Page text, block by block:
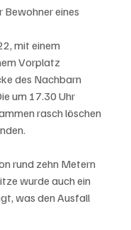
eines
mit einem
Vorplatz
des Nachbarn
um 17.30 Uhr
rasch löschen
rund zehn Metern
wurde auch ein
was den Ausfall